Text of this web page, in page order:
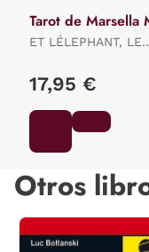
Tarot de Marsella
ET LÉLEPHANT, LE
LÉLEPHANT, LE
17,95 €
Otros